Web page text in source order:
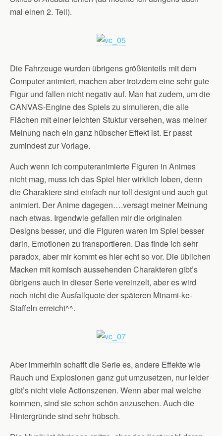
mal einen 2. Teil).
Die Fahrzeuge wurden übrigens größtenteils mit dem
Computer animiert, machen aber trotzdem eine sehr gute
Figur und fallen nicht negativ auf. Man hat zudem, um die
CANVAS-Engine des Spiels zu simulieren, die alle
Flächen mit einer leichten Stuktur versehen, was meiner
Meinung nach ein ganz hübscher Effekt ist. Er passt
zumindest zur Vorlage.
Auch wenn ich computeranimierte Figuren in Animes
nicht mag, muss ich das Spiel hier wirklich loben, denn
die Charaktere sind einfach nur toll designt und auch gut
animiert. Der Anime dagegen….versagt meiner Meinung
nach etwas. Irgendwie gefallen mir die originalen
Designs besser, und die Figuren waren im Spiel besser
darin, Emotionen zu transportieren. Das finde ich sehr
paradox, aber mir kommt es hier echt so vor. Die üblichen
Macken mit komisch aussehenden Charakteren gibt’s
übrigens auch in dieser Serie vereinzelt, aber es wird
noch nicht die Ausfallquote der späteren Minami-ke-
Staffeln erreicht^^.
Aber immerhin schafft die Serie es, andere Effekte wie
Rauch und Explosionen ganz gut umzusetzen, nur leider
gibt’s nicht viele Actionszenen. Wenn aber mal welche
kommen, sind sie schon schön anzusehen. Auch die
Hintergründe sind sehr hübsch.